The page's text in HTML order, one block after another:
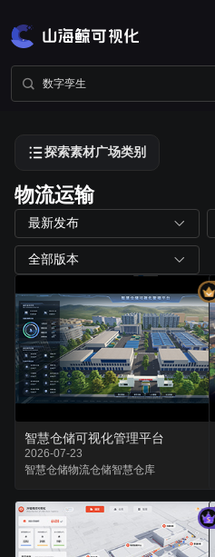
探索素材广场类别
物流运输
最新发布
全部版本
智慧仓储可视化管理平台
2026-07-23
智慧仓储物流仓储智慧仓库